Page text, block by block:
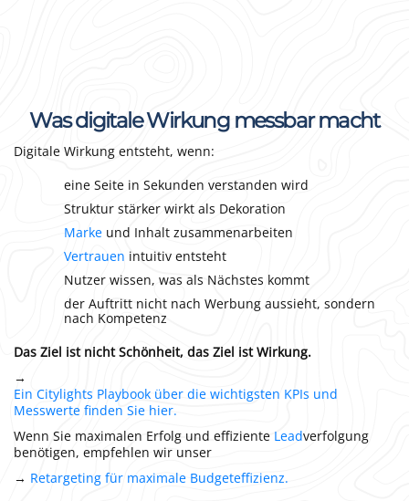
Was digitale Wirkung messbar macht
Digitale Wirkung entsteht, wenn:
eine Seite in Sekunden verstanden wird
Struktur stärker wirkt als Dekoration
Marke und Inhalt zusammenarbeiten
Vertrauen intuitiv entsteht
Nutzer wissen, was als Nächstes kommt
der Auftritt nicht nach Werbung aussieht, sondern
nach Kompetenz
Das Ziel ist nicht Schönheit, das Ziel ist Wirkung.
→
Ein Citylights Playbook über die wichtigsten KPIs und
Messwerte finden Sie hier.
Wenn Sie maximalen Erfolg und effiziente Leadverfolgung
benötigen, empfehlen wir unser
→ Retargeting für maximale Budgeteffizienz.